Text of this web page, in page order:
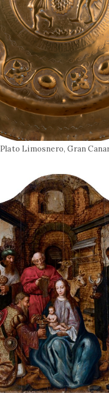
Plato Limosnero, Gran